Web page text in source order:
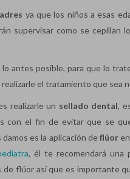
ya que los niños a esas
supervisar como se cepillan
lo antes posible, para que lo
el tratamiento que sea
realizarle un sellado dental,
con el fin de evitar que se
es la aplicación de flúoren
, él te recomendará una
flúor así que es importante